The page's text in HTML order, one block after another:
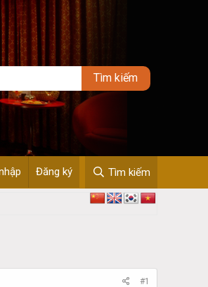
Đăng ký Tìm kiếm
#1